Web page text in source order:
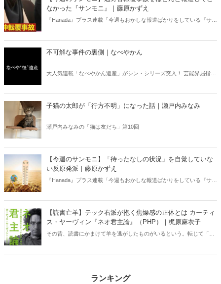
なかった『サンモニ』｜藤原かずえ
『Hanada』プラス連載「今週もおかしな報道ばかりをしている『サン
不可解な事件の裏側｜なべやかん
大人気連載「なべやかん遺産」がシン・シリーズ突入！ 芸能界屈指の
信じるか信じないかは、あなた次第！ 芸能ニュース
子猫の太郎が「行方不明」になった話｜瀬戸内みなみ
瀬戸内みなみの「猫は友だち」第10回
【今週のサンモニ】「待ったなしの状況」を自覚していな
い反原発派｜藤原かずえ
『Hanada』プラス連載「今週もおかしな報道ばかりをしている『サン
【読書亡羊】テック右派が抱く焦燥感の正体とは カーティ
ス・ヤーヴィン『ネオ君主論』（PHP）｜梶原麻衣子
その昔、読書にかまけて羊を逃がしたものがいるという。転じて「読
ランキング